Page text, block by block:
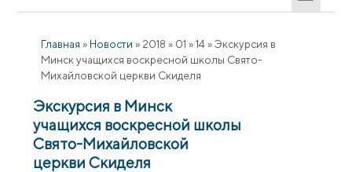
Главная » Новости » 2018 » 01 » 14 » Экскурсия в
Минск учащихся воскресной школы Свято-
Михайловской церкви Скиделя
Экскурсия в Минск
учащихся воскресной школы
Свято-Михайловской
церкви Скиделя